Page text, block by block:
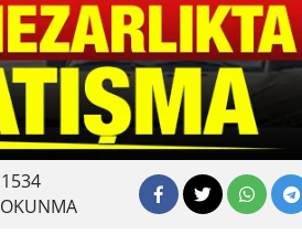
1534
OKUNMA